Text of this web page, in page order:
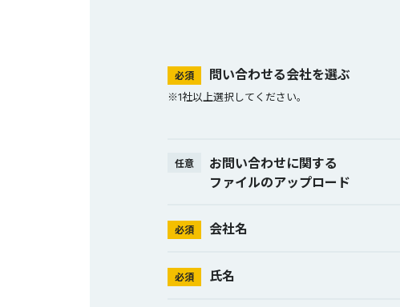
必須 問い合わせる会社を選ぶ
※1社以上選択してください。
任意
お問い合わせに関する
ファイルのアップロード
必須 会社名
必須 氏名